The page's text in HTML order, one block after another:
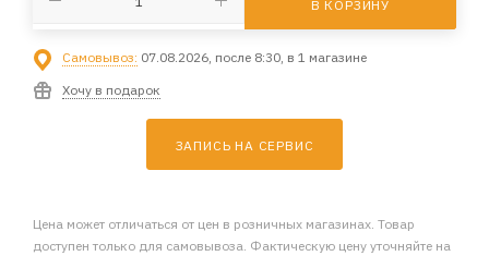
В КОРЗИНУ
Самовывоз: 07.08.2026, после 8:30, в 1 магазине
Хочу в подарок
ЗАПИСЬ НА СЕРВИС
Цена может отличаться от цен в розничных магазинах. Товар
доступен только для самовывоза. Фактическую цену уточняйте на